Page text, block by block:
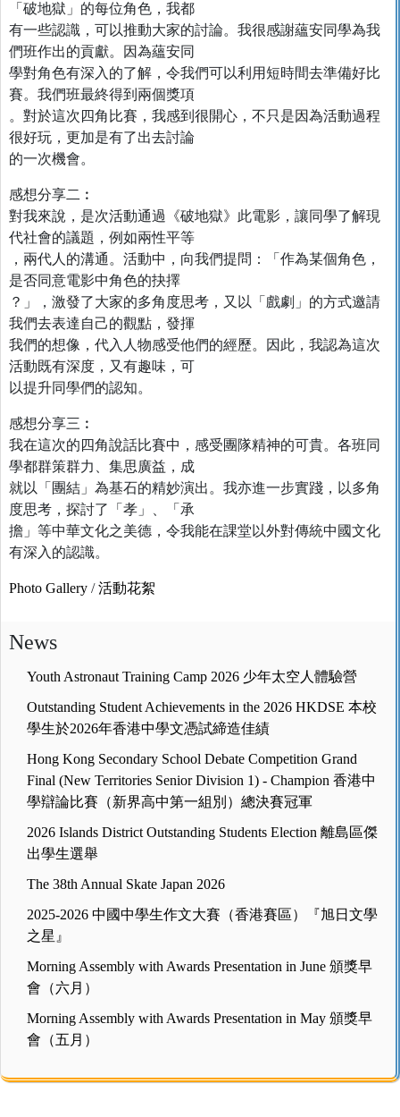
「破地獄」的每位角色，我都
有一些認識，可以推動大家的討論。我很感謝蘊安同學為我
們班作出的貢獻。因為蘊安同
學對角色有深入的了解，令我們可以利用短時間去準備好比
賽。我們班最終得到兩個獎項
。對於這次四角比賽，我感到很開心，不只是因為活動過程
很好玩，更加是有了出去討論
的一次機會。
感想分享二︰
對我來說，是次活動通過《破地獄》此電影，讓同學了解現
代社會的議題，例如兩性平等
，兩代人的溝通。活動中，向我們提問：「作為某個角色，
是否同意電影中角色的抉擇
？」，激發了大家的多角度思考，又以「戲劇」的方式邀請
我們去表達自己的觀點，發揮
我們的想像，代入人物感受他們的經歷。因此，我認為這次
活動既有深度，又有趣味，可
以提升同學們的認知。
感想分享三︰
我在這次的四角說話比賽中，感受團隊精神的可貴。各班同
學都群策群力、集思廣益，成
就以「團結」為基石的精妙演出。我亦進一步實踐，以多角
度思考，探討了「孝」、「承
擔」等中華文化之美德，令我能在課堂以外對傳統中國文化
有深入的認識。
Photo Gallery/活動花絮
News
Youth Astronaut Training Camp 2026 少年太空人體驗營
Outstanding Student Achievements in the 2026 HKDSE 本校
學生於2026年香港中學文憑試締造佳績
Hong Kong Secondary School Debate Competition Grand
Final (New Territories Senior Division 1) - Champion 香港中
學辯論比賽（新界高中第一組別）總決賽冠軍
2026 Islands District Outstanding Students Election 離島區傑
出學生選舉
The 38th Annual Skate Japan 2026
2025-2026 中國中學生作文大賽（香港賽區）『旭日文學
之星』
Morning Assembly with Awards Presentation in June 頒獎早
會（六月）
Morning Assembly with Awards Presentation in May 頒獎早
會（五月）